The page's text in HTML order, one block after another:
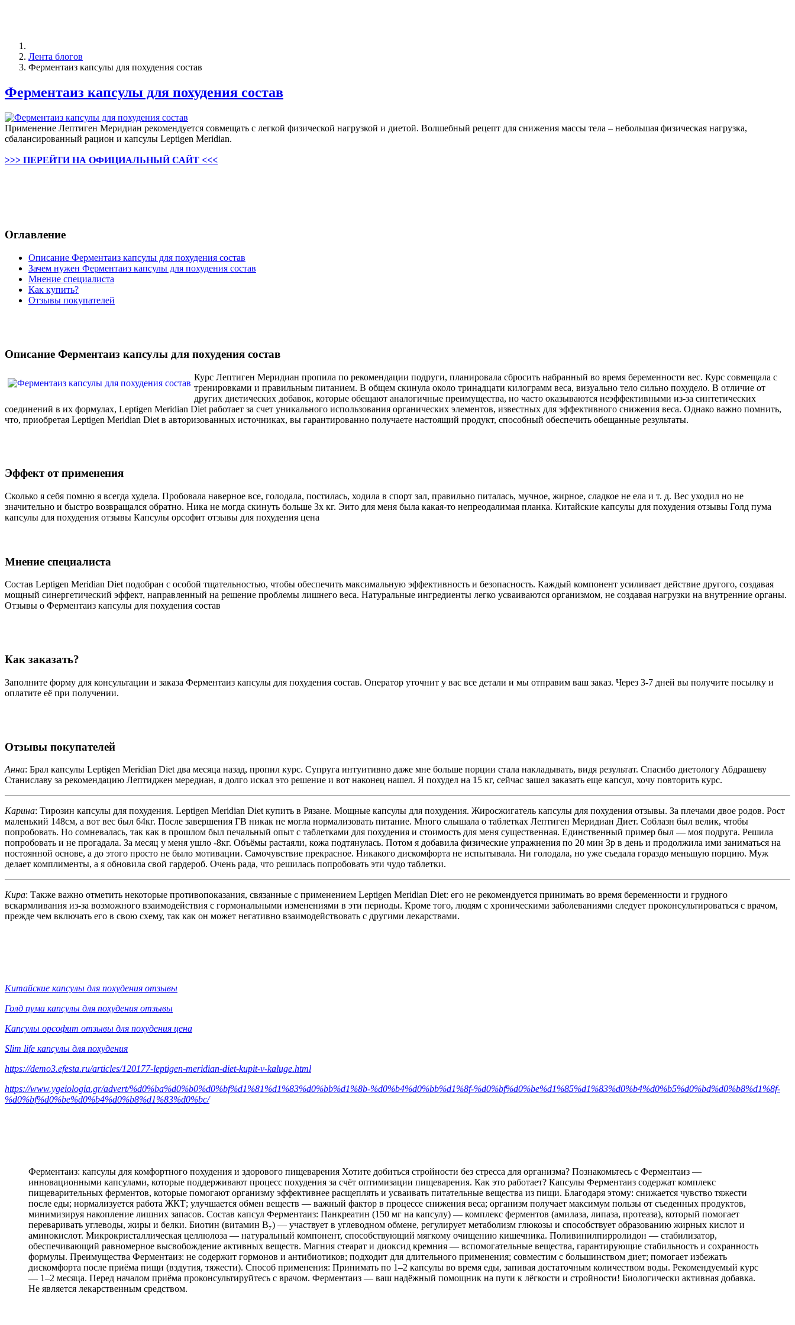
Лента блогов
Ферментаиз капсулы для похудения состав
Ферментаиз капсулы для похудения состав
Применение Лептиген Меридиан рекомендуется совмещать с легкой физической нагрузкой и диетой. Волшебный рецепт для снижения массы тела – небольшая физическая нагрузка,
сбалансированный рацион и капсулы Leptigen Meridian.
>>> ПЕРЕЙТИ НА ОФИЦИАЛЬНЫЙ САЙТ <<<
Оглавление
Описание Ферментаиз капсулы для похудения состав
Зачем нужен Ферментаиз капсулы для похудения состав
Мнение специалиста
Как купить?
Отзывы покупателей
Описание Ферментаиз капсулы для похудения состав
Курс Лептиген Меридиан пропила по рекомендации подруги, планировала сбросить набранный во время беременности вес. Курс совмещала с
тренировками и правильным питанием. В общем скинула около тринадцати килограмм веса, визуально тело сильно похудело. В отличие от
других диетических добавок, которые обещают аналогичные преимущества, но часто оказываются неэффективными из-за синтетических
соединений в их формулах, Leptigen Meridian Diеt работает за счет уникального использования органических элементов, известных для эффективного снижения веса. Однако важно помнить,
что, приобретая Leptigen Meridian Diеt в авторизованных источниках, вы гарантированно получаете настоящий продукт, способный обеспечить обещанные результаты.
Эффект от применения
Сколько я себя помню я всегда худела. Пробовала наверное все, голодала, постилась, ходила в спорт зал, правильно питалась, мучное, жирное, сладкое не ела и т. д. Вес уходил но не
значительно и быстро возвращался обратно. Ника не могда скинуть больше 3х кг. Эито для меня была какая-то непреодалимая планка. Китайские капсулы для похудения отзывы Голд пума
капсулы для похудения отзывы Капсулы орсофит отзывы для похудения цена
Мнение специалиста
Состав Leptigen Meridian Diet подобран с особой тщательностью, чтобы обеспечить максимальную эффективность и безопасность. Каждый компонент усиливает действие другого, создавая
мощный синергетический эффект, направленный на решение проблемы лишнего веса. Натуральные ингредиенты легко усваиваются организмом, не создавая нагрузки на внутренние органы.
Отзывы о Ферментаиз капсулы для похудения состав
Как заказать?
Заполните форму для консультации и заказа Ферментаиз капсулы для похудения состав. Оператор уточнит у вас все детали и мы отправим ваш заказ. Через 3-7 дней вы получите посылку и
оплатите её при получении.
Отзывы покупателей
Анна: Брал капсулы Leptigen Meridian Diet два месяца назад, пропил курс. Супруга интуитивно даже мне больше порции стала накладывать, видя результат. Спасибо диетологу Абдрашеву
Станиславу за рекомендацию Лептиджен мередиан, я долго искал это решение и вот наконец нашел. Я похудел на 15 кг, сейчас зашел заказать еще капсул, хочу повторить курс.
Карина: Тирозин капсулы для похудения. Leptigen Meridian Diet купить в Рязане. Мощные капсулы для похудения. Жиросжигатель капсулы для похудения отзывы. За плечами двое родов. Рост
маленький 148см, а вот вес был 64кг. После завершения ГВ никак не могла нормализовать питание. Много слышала о таблетках Лептиген Меридиан Диет. Соблазн был велик, чтобы
попробовать. Но сомневалась, так как в прошлом был печальный опыт с таблетками для похудения и стоимость для меня существенная. Единственный пример был — моя подруга. Решила
попробовать и не прогадала. За месяц у меня ушло -8кг. Объёмы растаяли, кожа подтянулась. Потом я добавила физические упражнения по 20 мин 3р в день и продолжила ими заниматься на
постоянной основе, а до этого просто не было мотивации. Самочувствие прекрасное. Никакого дискомфорта не испытывала. Ни голодала, но уже съедала гораздо меньшую порцию. Муж
делает комплименты, а я обновила свой гардероб. Очень рада, что решилась попробовать эти чудо таблетки.
Кира: Также важно отметить некоторые противопоказания, связанные с применением Leptigen Meridian Diеt: его не рекомендуется принимать во время беременности и грудного
вскармливания из-за возможного взаимодействия с гормональными изменениями в эти периоды. Кроме того, людям с хроническими заболеваниями следует проконсультироваться с врачом,
прежде чем включать его в свою схему, так как он может негативно взаимодействовать с другими лекарствами.
Китайские капсулы для похудения отзывы
Голд пума капсулы для похудения отзывы
Капсулы орсофит отзывы для похудения цена
Slim life капсулы для похудения
https://demo3.efesta.ru/articles/120177-leptigen-meridian-diet-kupit-v-kaluge.html
https://www.ygeiologia.gr/advert/%d0%ba%d0%b0%d0%bf%d1%81%d1%83%d0%bb%d1%8b-%d0%b4%d0%bb%d1%8f-%d0%bf%d0%be%d1%85%d1%83%d0%b4%d0%b5%d0%bd%d0%b8%d1%8f-
%d0%bf%d0%be%d0%b4%d0%b8%d1%83%d0%bc/
Ферментаиз: капсулы для комфортного похудения и здорового пищеварения Хотите добиться стройности без стресса для организма? Познакомьтесь с Ферментаиз —
инновационными капсулами, которые поддерживают процесс похудения за счёт оптимизации пищеварения. Как это работает? Капсулы Ферментаиз содержат комплекс
пищеварительных ферментов, которые помогают организму эффективнее расщеплять и усваивать питательные вещества из пищи. Благодаря этому: снижается чувство тяжести
после еды; нормализуется работа ЖКТ; улучшается обмен веществ — важный фактор в процессе снижения веса; организм получает максимум пользы от съеденных продуктов,
минимизируя накопление лишних запасов. Состав капсул Ферментаиз: Панкреатин (150 мг на капсулу) — комплекс ферментов (амилаза, липаза, протеаза), который помогает
переваривать углеводы, жиры и белки. Биотин (витамин B₇) — участвует в углеводном обмене, регулирует метаболизм глюкозы и способствует образованию жирных кислот и
аминокислот. Микрокристаллическая целлюлоза — натуральный компонент, способствующий мягкому очищению кишечника. Поливинилпирролидон — стабилизатор,
обеспечивающий равномерное высвобождение активных веществ. Магния стеарат и диоксид кремния — вспомогательные вещества, гарантирующие стабильность и сохранность
формулы. Преимущества Ферментаиз: не содержит гормонов и антибиотиков; подходит для длительного применения; совместим с большинством диет; помогает избежать
дискомфорта после приёма пищи (вздутия, тяжести). Способ применения: Принимать по 1–2 капсулы во время еды, запивая достаточным количеством воды. Рекомендуемый курс
— 1–2 месяца. Перед началом приёма проконсультируйтесь с врачом. Ферментаиз — ваш надёжный помощник на пути к лёгкости и стройности! Биологически активная добавка.
Не является лекарственным средством.